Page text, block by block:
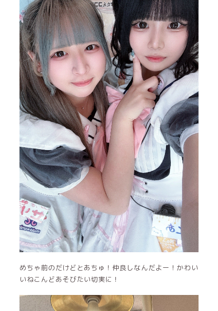
めちゃ前のだけどとあちゅ！仲良しなんだよー！かわい
いねこんどあそびたい切実に！